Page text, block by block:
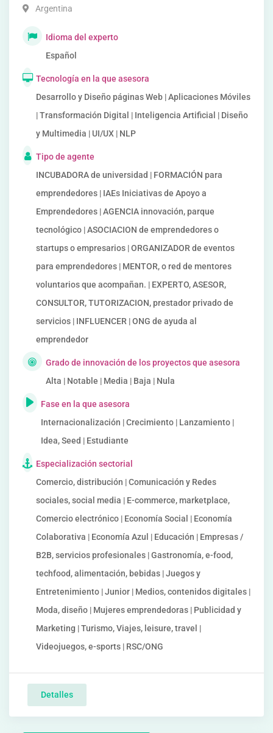
Argentina
Idioma del experto
Español
Tecnología en la que asesora
Desarrollo y Diseño páginas Web | Aplicaciones Móviles
| Transformación Digital | Inteligencia Artificial | Diseño
y Multimedia | UI/UX | NLP
Tipo de agente
INCUBADORA de universidad | FORMACIÓN para
emprendedores | IAEs Iniciativas de Apoyo a
Emprendedores | AGENCIA innovación, parque
tecnológico | ASOCIACION de emprendedores o
startups o empresarios | ORGANIZADOR de eventos
para emprendedores | MENTOR, o red de mentores
voluntarios que acompañan. | EXPERTO, ASESOR,
CONSULTOR, TUTORIZACION, prestador privado de
servicios | INFLUENCER | ONG de ayuda al
emprendedor
Grado de innovación de los proyectos que asesora
Alta | Notable | Media | Baja | Nula
Fase en la que asesora
Internacionalización | Crecimiento | Lanzamiento |
Idea, Seed | Estudiante
Especialización sectorial
Comercio, distribución | Comunicación y Redes
sociales, social media | E-commerce, marketplace,
Comercio electrónico | Economía Social | Economía
Colaborativa | Economía Azul | Educación | Empresas /
B2B, servicios profesionales | Gastronomía, e-food,
techfood, alimentación, bebidas | Juegos y
Entretenimiento | Junior | Medios, contenidos digitales |
Moda, diseño | Mujeres emprendedoras | Publicidad y
Marketing | Turismo, Viajes, leisure, travel |
Videojuegos, e-sports | RSC/ONG
Detalles